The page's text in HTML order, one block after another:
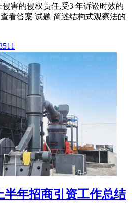
害的侵权责任,受3 年诉讼时效的
看答案 试题 简述结构式观察法的
半年招商引资工作总结